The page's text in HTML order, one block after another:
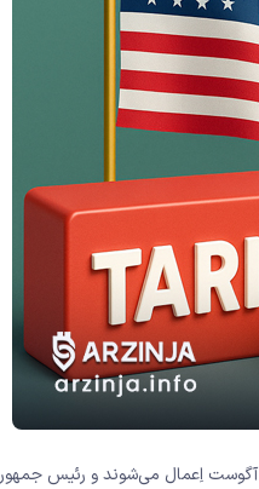
زمانی که از جزئیات این تصمیم پرسیده شد، ” لاد نیک “، وزیر بازرگانی، به خبرنگاران گفت که این تعرفه‌های اضافی از 1 آگوست اِعمال می‌شوند و رئیس جمهور